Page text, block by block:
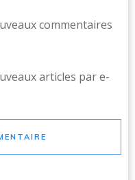
commentaires
articles par e-